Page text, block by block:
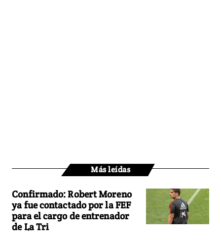
Más leídas
Confirmado: Robert Moreno
ya fue contactado por la FEF
para el cargo de entrenador
de La Tri